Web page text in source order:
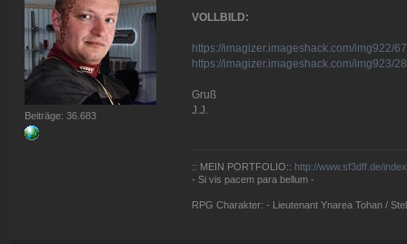
Beiträge: 36.683
VOLLBILD:
https://imagizer.imageshack.com/img922/
https://imagizer.imageshack.com/img923/
Gruß
J.J.
:: MEIN PORTFOLIO:: http://www.sf3dff.de/
- Si vis pacem para bellum -
RPG Charakter: - Lieutenant Ynarea Tohan /